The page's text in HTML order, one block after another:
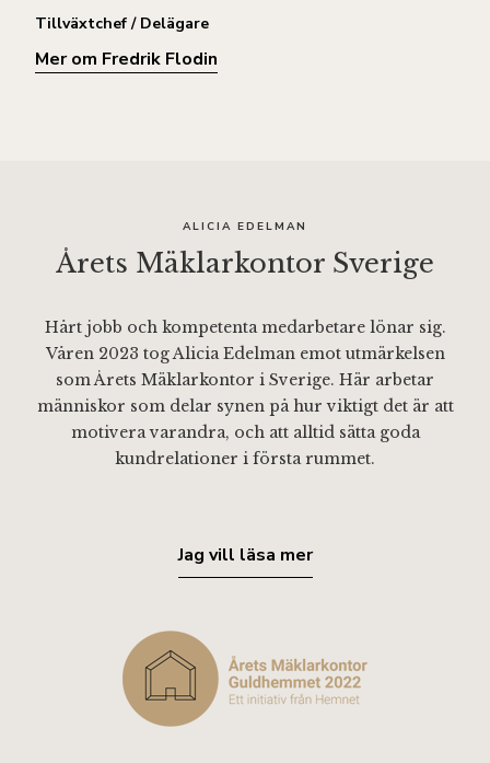
Tillväxtchef / Delägare
Mer om Fredrik Flodin
ALICIA EDELMAN
Årets Mäklarkontor Sverige
Hårt jobb och kompetenta medarbetare lönar sig.
Våren 2023 tog Alicia Edelman emot utmärkelsen
som Årets Mäklarkontor i Sverige. Här arbetar
människor som delar synen på hur viktigt det är att
motivera varandra, och att alltid sätta goda
kundrelationer i första rummet.
Jag vill läsa mer